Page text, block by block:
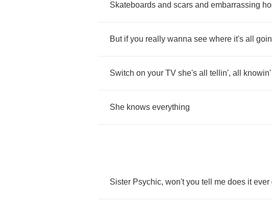
Skateboards and scars and embarrassing
But if you really wanna see where it's all
Switch on your TV she's all tellin', all knowin'
She knows everything
Sister Psychic, won't you tell me does it ever